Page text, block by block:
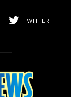
TWITTER